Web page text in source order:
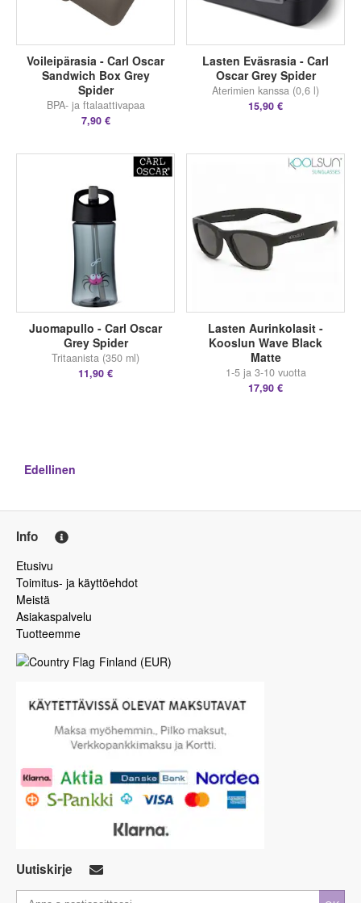
Voileipärasia - Carl Oscar
Sandwich Box Grey
Spider
BPA- ja ftalaattivapaa
7,90 €
Lasten Eväsrasia - Carl
Oscar Grey Spider
Aterimien kanssa (0,6 l)
15,90 €
Juomapullo - Carl Oscar
Grey Spider
Tritaanista (350 ml)
11,90 €
Lasten Aurinkolasit -
Kooslun Wave Black
Matte
1-5 ja 3-10 vuotta
17,90 €
Edellinen
Info
Etusivu
Toimitus- ja käyttöehdot
Meistä
Asiakaspalvelu
Tuotteemme
Finland (EUR)
Uutiskirje